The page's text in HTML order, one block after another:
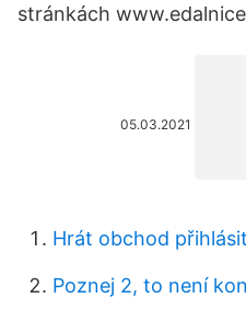
stránkách
05.03.2021
Hrát obchod
Poznej 2, to není